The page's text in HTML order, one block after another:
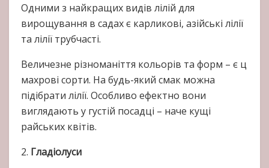
Одними з найкращих видів лілій для
вирощування в садах є карликові, азійські лілії
та лілії трубчасті.
Величезне різноманіття кольорів та форм – є ц
махрові сорти. На будь-який смак можна
підібрати лілії. Особливо ефектно вони
виглядають у густій посадці – наче кущі
райських квітів.
2. Гладіолуси